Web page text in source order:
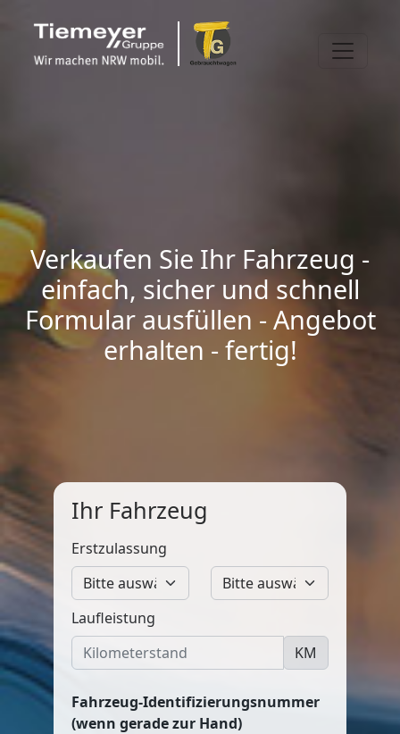
Verkaufen Sie Ihr Fahrzeug -
einfach, sicher und schnell
Formular ausfüllen - Angebot
erhalten - fertig!
Ihr Fahrzeug
Erstzulassung
Laufleistung
KM
Fahrzeug-Identifizierungsnummer
(wenn gerade zur Hand)